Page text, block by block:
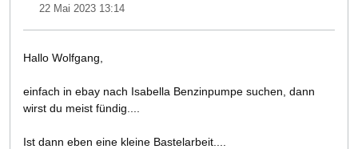
22 Mai 2023 13:14
Hallo Wolfgang,
einfach in ebay nach Isabella Benzinpumpe suchen, dann
wirst du meist fündig....
Ist dann eben eine kleine Bastelarbeit....